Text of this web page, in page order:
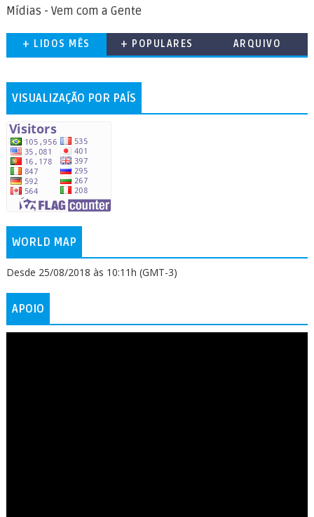
Mídias - Vem com a Gente
+ LIDOS MÊS + POPULARES ARQUIVO
VISUALIZAÇÃO POR PAÍS
WORLD MAP
Desde 25/08/2018 às 10:11h (GMT-3)
APOIO